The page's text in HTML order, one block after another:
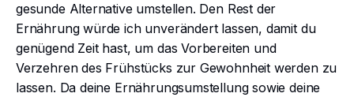
gesunde Alternative umstellen. Den Rest der
Ernährung würde ich unverändert lassen, damit du
genügend Zeit hast, um das Vorbereiten und
Verzehren des Frühstücks zur Gewohnheit werden zu
lassen. Da deine Ernährungsumstellung sowie deine